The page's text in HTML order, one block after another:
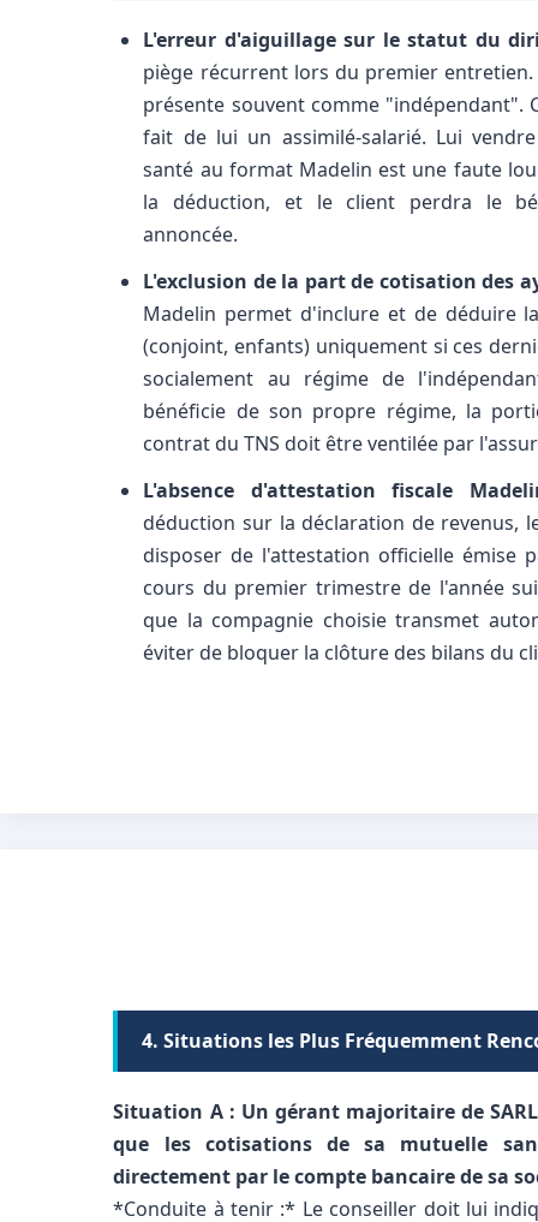
L'erreur d'aiguillage sur le statut du
piège récurrent lors du premier entretien.
présente souvent comme "indépendant".
fait de lui un assimilé-salarié. Lui
santé au format Madelin est une faute
la déduction, et le client perdra le
annoncée.
L'exclusion de la part de cotisation des
Madelin permet d'inclure et de déduire
(conjoint, enfants) uniquement si ces
socialement au régime de
bénéficie de son propre régime, la
contrat du TNS doit être ventilée par
L'absence d'attestation fiscale
déduction sur la déclaration de revenus,
disposer de l'attestation officielle émise
cours du premier trimestre de l'année
que la compagnie choisie transmet
éviter de bloquer la clôture des bilans du
4. Situations les Plus Fréquemment
Situation A : Un gérant majoritaire de
que les cotisations de sa mutuelle
directement par le compte bancaire de sa
*Conduite à tenir :* Le conseiller doit lui